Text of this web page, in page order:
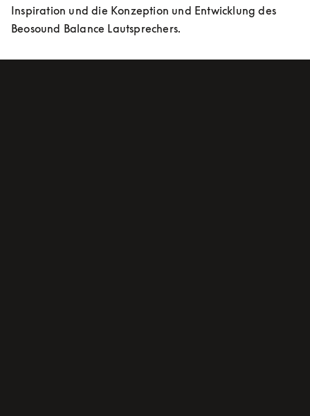
Inspiration und die Konzeption und Entwicklung des
Beosound Balance Lautsprechers.